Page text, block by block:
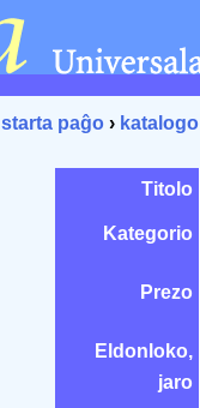
starta paĝo › katalogo
Titolo
Kategorio
Prezo
Eldonloko,
jaro